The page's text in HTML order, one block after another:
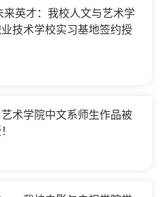
来英才：我校人文与艺术学
技术学校实习基地签约授
术学院中文系师生作品被